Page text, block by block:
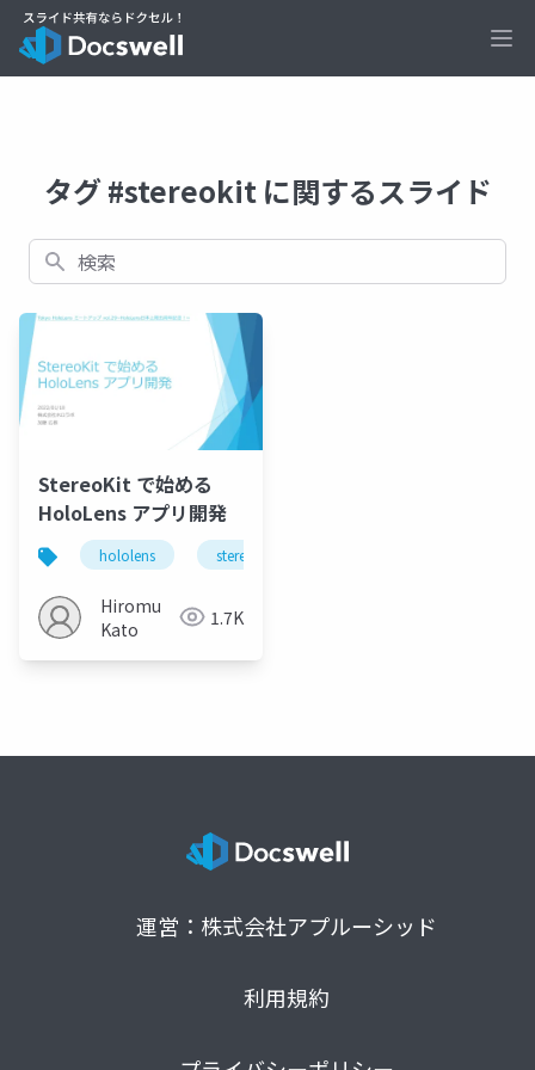
タグ #stereokit に関するスライド
検索
StereoKit で始める
HoloLens アプリ開発
hololens stereokit
Hiromu
Kato
1.7K
運営：株式会社アプルーシッド
利用規約